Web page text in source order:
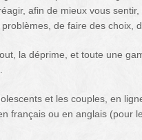
afin de mieux vous
de faire des choix,
la déprime, et toute une
et les couples, en
français ou en anglais (pour